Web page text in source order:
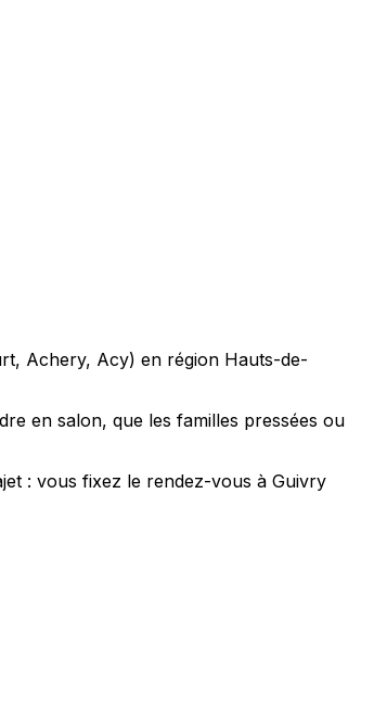
Achery, Acy) en région Hauts-de-
en salon, que les familles pressées ou
: vous fixez le rendez-vous à Guivry